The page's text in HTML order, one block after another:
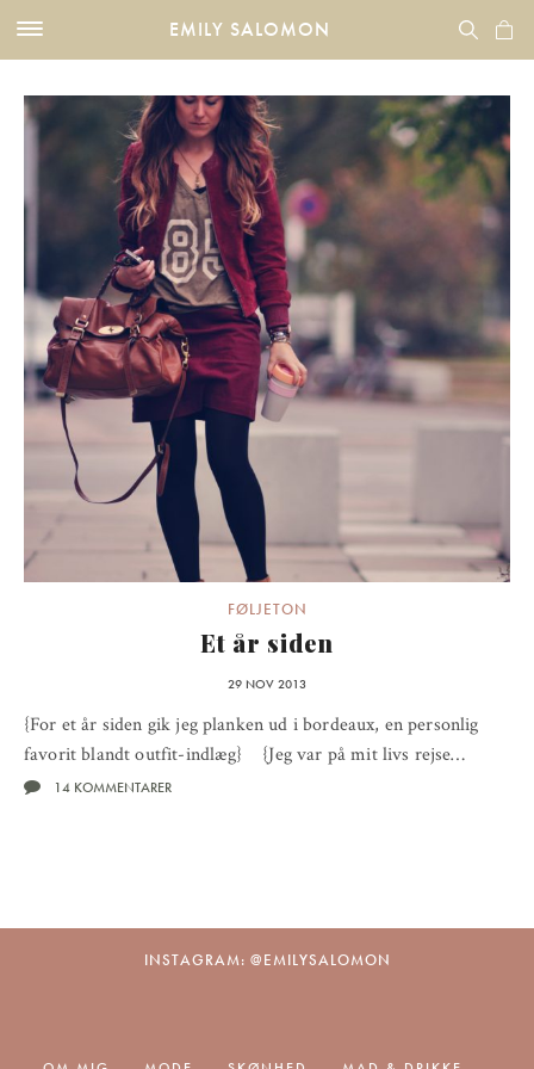
EMILY SALOMON
FØLJETON
Et år siden
29 NOV 2013
{For et år siden gik jeg planken ud i bordeaux, en personlig
favorit blandt outfit-indlæg} {Jeg var på mit livs rejse…
14 KOMMENTARER
INSTAGRAM: @EMILYSALOMON